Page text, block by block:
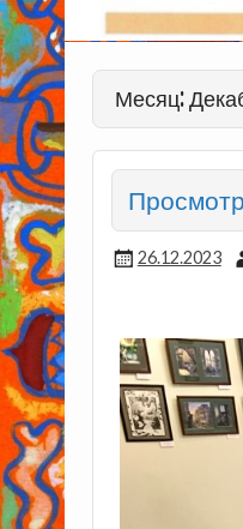
Месяц:
26.12.2023